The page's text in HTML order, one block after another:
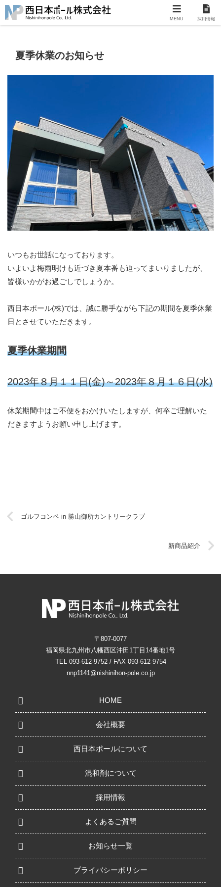
夏季休業のお知らせ
いつもお世話になっております。
いよいよ梅雨明けも近づき夏本番も迫ってまいりましたが、
皆様いかがお過ごしでしょうか。
西日本ポール(株)では、誠に勝手ながら下記の期間を夏季休業
日とさせていただきます。
夏季休業期間
2023年８月１１日(金)～2023年８月１６日(水)
休業期間中はご不便をおかけいたしますが、何卒ご理解いた
だきますようお願い申し上げます。
ゴルフコンペ in 勝山御所カントリークラブ
新商品紹介
〒807-0077
福岡県北九州市八幡西区沖田1丁目14番地1号
TEL 093-612-9752 / FAX 093-612-9754
nnp1141@nishinihon-pole.co.jp
HOME
会社概要
西日本ポールについて
混和剤について
採用情報
よくあるご質問
お知らせ一覧
プライバシーポリシー
MENU 採用情報